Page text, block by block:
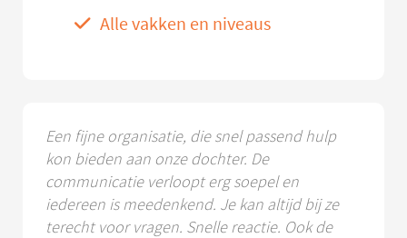
Alle vakken en niveaus
Een fijne organisatie, die snel passend hulp
kon bieden aan onze dochter. De
communicatie verloopt erg soepel en
iedereen is meedenkend. Je kan altijd bij ze
terecht voor vragen. Snelle reactie. Ook de